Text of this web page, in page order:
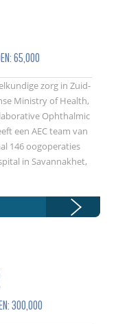
65,000
zorg in Zuid-
Ministry of Health,
Ophthalmic
een AEC team van
146 oogoperaties
in Savannakhet,
300,000